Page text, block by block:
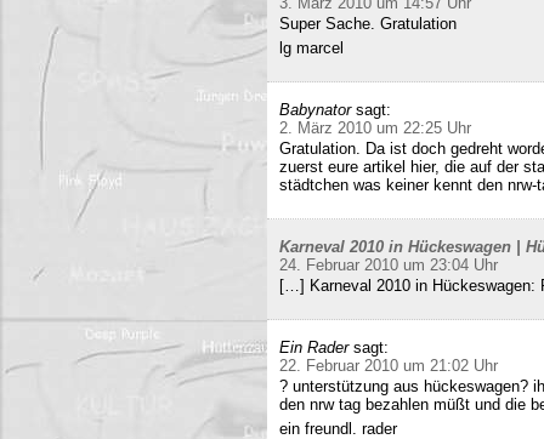
Super Sache. Gratulation
lg marcel
Babynator sagt:
2. März 2010 um 22:25 Uhr
Gratulation. Da ist doch gedreht
zuerst eure artikel hier, die auf der
städtchen was keiner kennt den nrw-
Karneval 2010 in Hückeswagen |
24. Februar 2010 um 23:04 Uhr
[…] Karneval 2010 in Hückeswagen:
Ein Rader sagt:
22. Februar 2010 um 21:02 Uhr
? unterstützung aus hückeswagen?
den nrw tag bezahlen müßt und die
ein freundl. rader